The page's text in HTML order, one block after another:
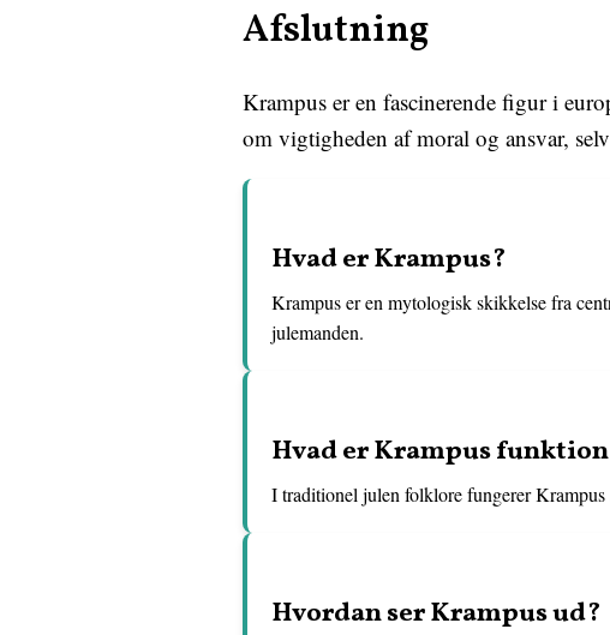
Afslutning
Krampus er en fascinerende figur i
om vigtigheden af moral og ansvar,
Hvad er Krampus?
Krampus er en mytologisk skikkelse fra
julemanden.
Hvad er Krampus
I traditionel julen folklore fungerer Krampus
Hvordan ser Krampus ud?